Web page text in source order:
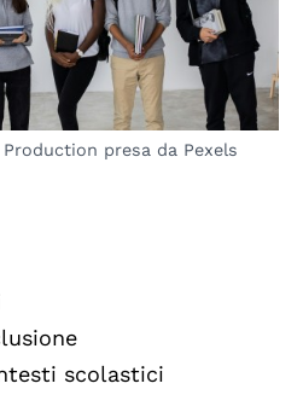
presa da Pexels
scolastici